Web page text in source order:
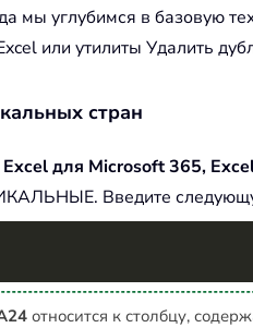
мы углубимся в базовую
или утилиты Удалить
стран
для Microsoft 365,
Введите
относится к столбцу,